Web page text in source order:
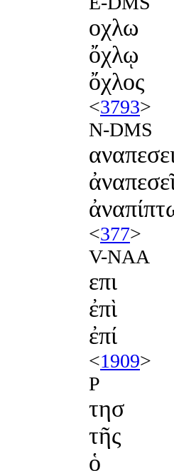
οχλω
ὄχλῳ
ὄχλος
<3793>
N-DMS
<377>
V-NAA
επι
ἐπὶ
ἐπί
<1909>
P
τησ
τῆς
ὁ